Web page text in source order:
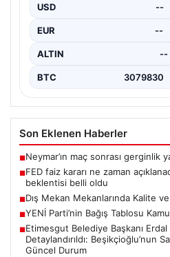
USD --
EUR --
ALTIN --
BTC 3079830
Son Eklenen Haberler
■Neymar’ın maç sonrası gerginlik
■FED faiz kararı ne zaman
beklentisi belli oldu
■Dış Mekan Mekanlarında Kalite
■YENİ Parti’nin Bağış Tablosu
■Etimesgut Belediye Başkanı
Detaylandırıldı: Beşikçioğlu’nun
Güncel Durum